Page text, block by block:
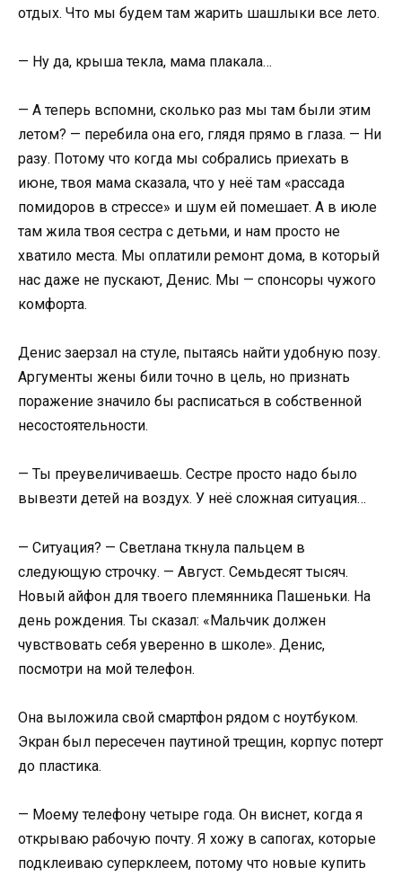
отдых. Что мы будем там жарить шашлыки все лето.
— Ну да, крыша текла, мама плакала…
— А теперь вспомни, сколько раз мы там были этим
летом? — перебила она его, глядя прямо в глаза. — Ни
разу. Потому что когда мы собрались приехать в
июне, твоя мама сказала, что у неё там «рассада
помидоров в стрессе» и шум ей помешает. А в июле
там жила твоя сестра с детьми, и нам просто не
хватило места. Мы оплатили ремонт дома, в который
нас даже не пускают, Денис. Мы — спонсоры чужого
комфорта.
Денис заерзал на стуле, пытаясь найти удобную позу.
Аргументы жены били точно в цель, но признать
поражение значило бы расписаться в собственной
несостоятельности.
— Ты преувеличиваешь. Сестре просто надо было
вывезти детей на воздух. У неё сложная ситуация…
— Ситуация? — Светлана ткнула пальцем в
следующую строчку. — Август. Семьдесят тысяч.
Новый айфон для твоего племянника Пашеньки. На
день рождения. Ты сказал: «Мальчик должен
чувствовать себя уверенно в школе». Денис,
посмотри на мой телефон.
Она выложила свой смартфон рядом с ноутбуком.
Экран был пересечен паутиной трещин, корпус потерт
до пластика.
— Моему телефону четыре года. Он виснет, когда я
открываю рабочую почту. Я хожу в сапогах, которые
подклеиваю суперклеем, потому что новые купить